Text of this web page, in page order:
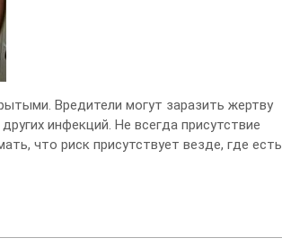
Вредители могут заразить жертву
инфекций. Не всегда присутствие
что риск присутствует везде, где есть